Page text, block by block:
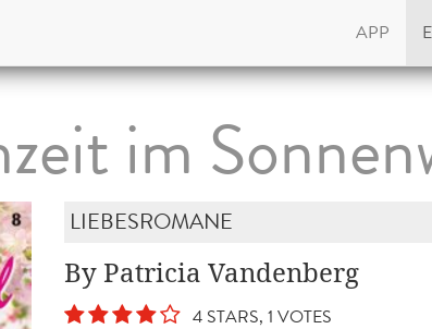
APP
im
LIEBESROMANE
By Patricia Vandenberg
4 STARS, 1 VOTES